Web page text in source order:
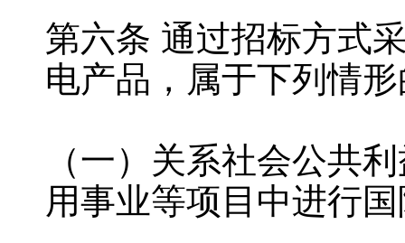
第六条 通过招标方式
电产品，属于下列情
（一）关系社会公共
用事业等项目中进行